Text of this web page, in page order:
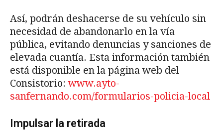
Así, podrán deshacerse de su vehículo sin
necesidad de abandonarlo en la vía
pública, evitando denuncias y sanciones de
elevada cuantía. Esta información también
está disponible en la página web del
Consistorio:www.ayto-
sanfernando.com/formularios-policia-local
Impulsar la retirada